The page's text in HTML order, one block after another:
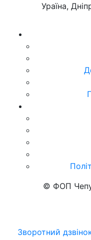
Ураїна,
© ФОП
Зворотний